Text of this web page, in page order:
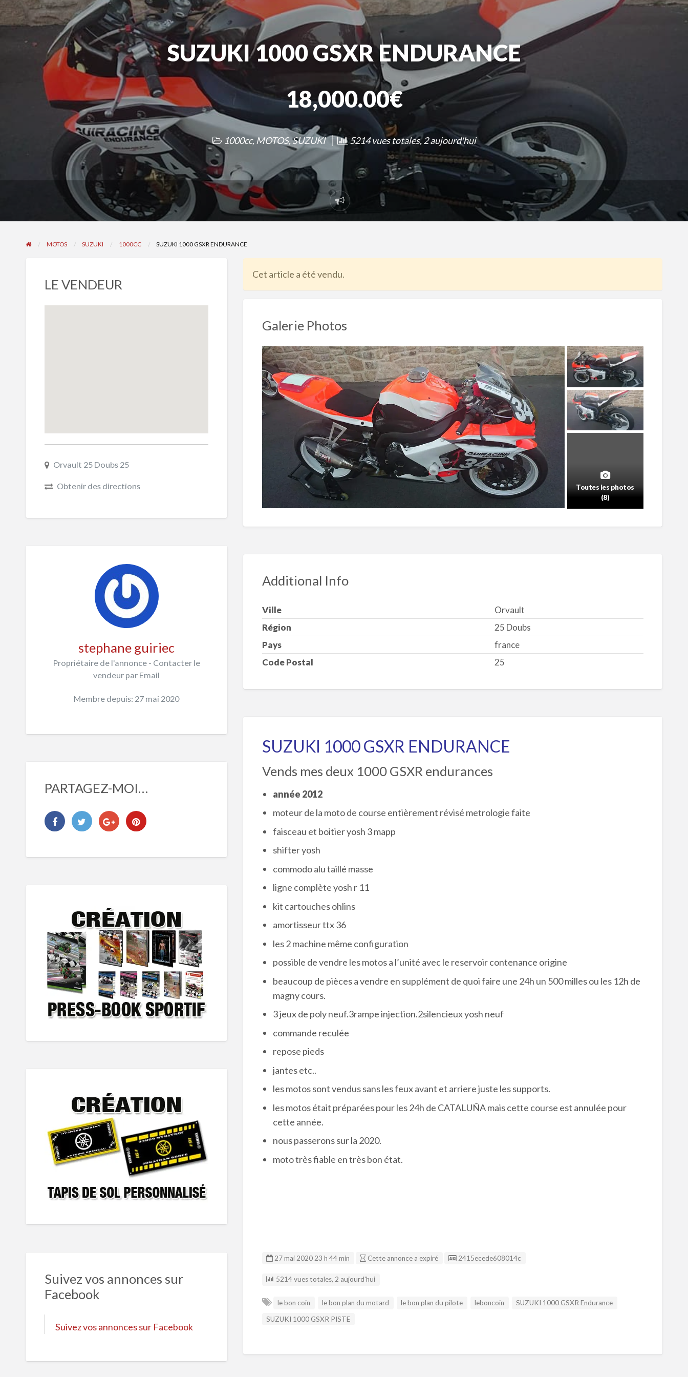
SUZUKI 1000 GSXR ENDURANCE
18,000.00€
1000cc,MOTOS,SUZUKI 5214 vues totales, 2 aujourd'hui
Signaler
un
MOTOS SUZUKI 1000CC SUZUKI 1000 GSXR ENDURANCE
LE VENDEUR
Orvault 25 Doubs 25
Obtenir des directions
stephane guiriec
Propriétaire de l'annonce - Contacter le
vendeur par Email
Membre depuis: 27 mai 2020
PARTAGEZ-MOI…
Suivez vos annonces sur
Facebook
Suivez vos annonces sur Facebook
Cet article a été vendu.
Galerie Photos
Toutes les photos
(8)
Additional Info
Ville
Orvault
Région
25 Doubs
Pays
france
Code Postal
25
SUZUKI 1000 GSXR ENDURANCE
Vends mes deux 1000 GSXR endurances
année 2012
moteur de la moto de course entièrement révisé metrologie faite
faisceau et boitier yosh 3 mapp
shifter yosh
commodo alu taillé masse
ligne complète yosh r 11
kit cartouches ohlins
amortisseur ttx 36
les 2 machine même configuration
possible de vendre les motos a l’unité avec le reservoir contenance origine
beaucoup de pièces a vendre en supplément de quoi faire une 24h un 500 milles ou les 12h de
magny cours.
3 jeux de poly neuf.3rampe injection.2silencieux yosh neuf
commande reculée
repose pieds
jantes etc..
les motos sont vendus sans les feux avant et arriere juste les supports.
les motos était préparées pour les 24h de CATALUÑA mais cette course est annulée pour
cette année.
nous passerons sur la 2020.
moto très fiable en très bon état.
27 mai 2020 23 h 44 min Cette annonce a expiré Listing ID
2415ecede608014c
5214 vues totales, 2 aujourd'hui
le bon coin le bon plan du motard le bon plan du pilote leboncoin
SUZUKI 1000 GSXR Endurance
SUZUKI 1000 GSXR PISTE